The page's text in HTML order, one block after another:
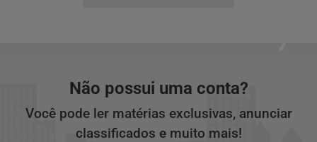
Não possui uma conta?
Você pode ler matérias exclusivas, anunciar
classificados e muito mais!